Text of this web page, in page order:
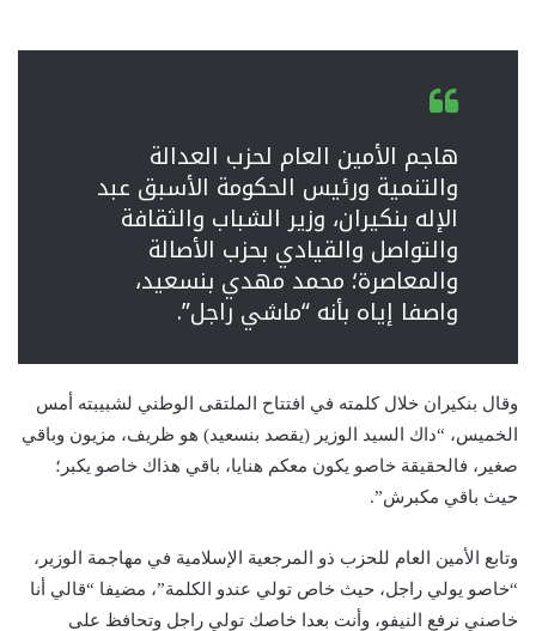
هاجم الأمين العام لحزب العدالة
والتنمية ورئيس الحكومة الأسبق عبد
الإله بنكيران، وزير الشباب والثقافة
والتواصل والقيادي بحزب الأصالة
والمعاصرة؛ محمد مهدي بنسعيد،
واصفا إياه بأنه “ماشي راجل”.
وقال بنكيران خلال كلمته في افتتاح الملتقى الوطني لشبيبته أمس
الخميس، “داك السيد الوزير (يقصد بنسعيد) هو ظريف، مزيون وباقي
صغير، فالحقيقة خاصو يكون معكم هنايا، باقي هذاك خاصو يكبر؛
حيث باقي مكبرش”.
وتابع الأمين العام للحزب ذو المرجعية الإسلامية في مهاجمة الوزير،
“خاصو يولي راجل، حيث خاص تولي عندو الكلمة”، مضيفا “قالي أنا
خاصني نرفع النيفو، وأنت بعدا خاصك تولي راجل وتحافظ على